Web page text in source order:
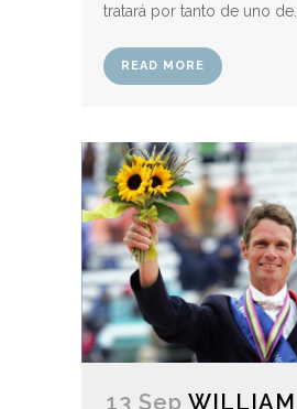
tratará por tanto de uno de...
READ MORE
13 Sep WILLIAM